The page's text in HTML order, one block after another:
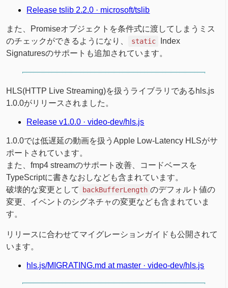
Release tslib 2.2.0 · microsoft/tslib
また、Promiseオブジェクトを条件式に渡してしまうミス
のチェックができるようになり、
static
Index
Signaturesのサポートも追加されています。
HLS(HTTP Live Streaming)を扱うライブラリであるhls.js
1.0.0がリリースされました。
Release v1.0.0 · video-dev/hls.js
1.0.0では低遅延の動画を扱うApple Low-Latency HLSがサ
ポートされています。
また、fmp4 streamのサポート改善、コードベースを
TypeScriptに書きなおしなども含まれています。
破壊的な変更として
backBufferLength のデフォルト値の
変更、イベントのシグネチャの変更なども含まれていま
す。
リリースに合わせてマイグレーションガイドも公開されて
います。
hls.js/MIGRATING.md at master · video-dev/hls.js